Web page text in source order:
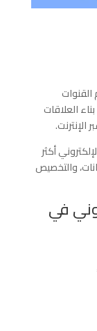
القنوات
العلاقات
الإنترنت.
أكثر
والتخصيص
في